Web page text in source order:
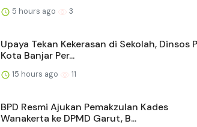
5 hours ago 3
Upaya Tekan Kekerasan di Sekolah, Dinsos
Kota Banjar Per...
15 hours ago 11
BPD Resmi Ajukan Pemakzulan Kades
Wanakerta ke DPMD Garut, B...